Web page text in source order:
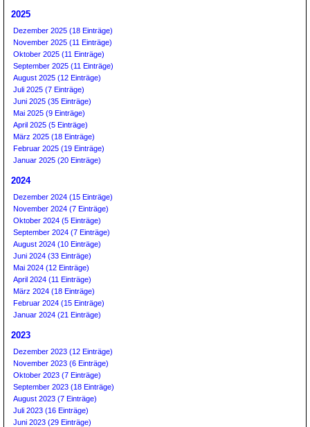
2025
Dezember 2025 (18 Einträge)
November 2025 (11 Einträge)
Oktober 2025 (11 Einträge)
September 2025 (11 Einträge)
August 2025 (12 Einträge)
Juli 2025 (7 Einträge)
Juni 2025 (35 Einträge)
Mai 2025 (9 Einträge)
April 2025 (5 Einträge)
März 2025 (18 Einträge)
Februar 2025 (19 Einträge)
Januar 2025 (20 Einträge)
2024
Dezember 2024 (15 Einträge)
November 2024 (7 Einträge)
Oktober 2024 (5 Einträge)
September 2024 (7 Einträge)
August 2024 (10 Einträge)
Juni 2024 (33 Einträge)
Mai 2024 (12 Einträge)
April 2024 (11 Einträge)
März 2024 (18 Einträge)
Februar 2024 (15 Einträge)
Januar 2024 (21 Einträge)
2023
Dezember 2023 (12 Einträge)
November 2023 (6 Einträge)
Oktober 2023 (7 Einträge)
September 2023 (18 Einträge)
August 2023 (7 Einträge)
Juli 2023 (16 Einträge)
Juni 2023 (29 Einträge)